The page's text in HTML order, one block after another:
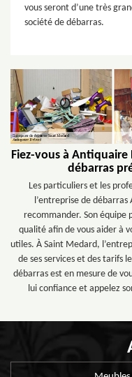
vous seront d’une très
société de débarras.
Fiez-vous à
débarras
Les particuliers et les
l’entreprise de
recommander. Son équipe
qualité afin de vous aider à
utiles. À Saint Medard,
de ses services et des tarifs
débarras est en mesure de
lui confiance et appelez